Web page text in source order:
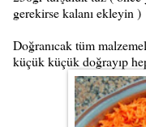
gerekirse kalanı ekleyin )
Doğranıcak tüm
küçük küçük doğrayıp